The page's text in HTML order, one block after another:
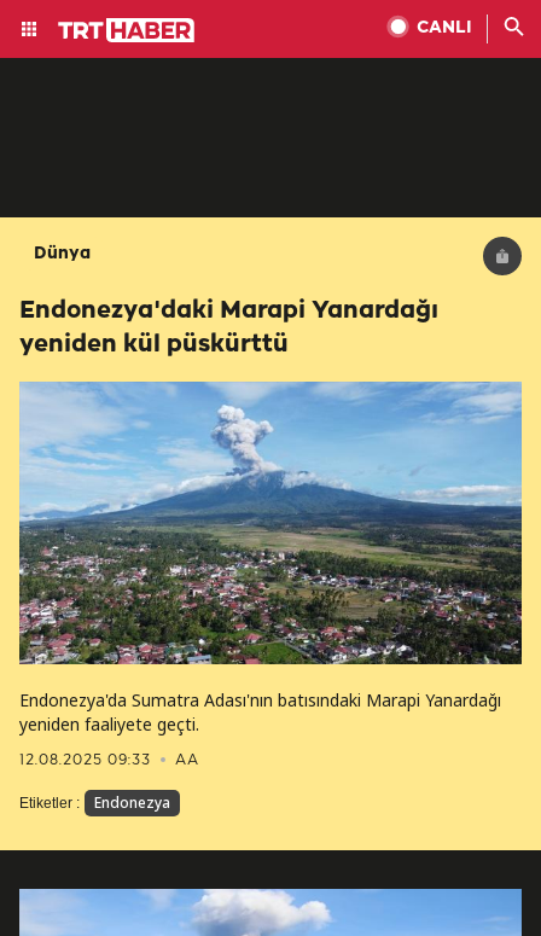
CANLI
Dünya
Endonezya'daki Marapi Yanardağı
yeniden kül püskürttü
12.08.2025 09:33 AA
Endonezya'da Sumatra Adası'nın batısındaki Marapi Yanardağı
yeniden faaliyete geçti.
Etiketler : Endonezya